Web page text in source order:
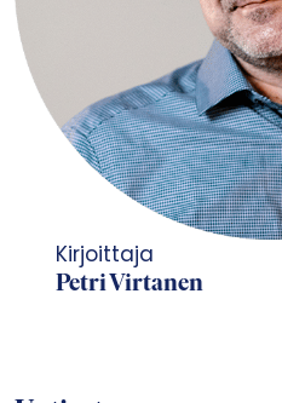
Kirjoittaja
Petri Virtanen